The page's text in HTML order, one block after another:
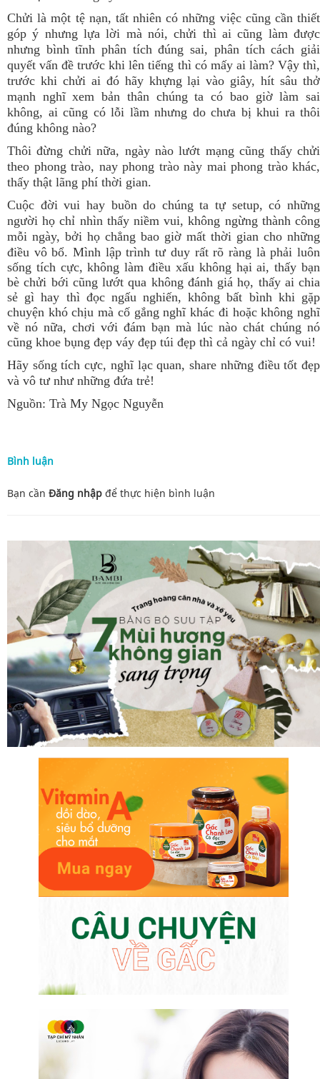
Chửi là một tệ nạn, tất nhiên có những việc cũng cần thiết
góp ý nhưng lựa lời mà nói, chửi thì ai cũng làm được
nhưng bình tĩnh phân tích đúng sai, phân tích cách giải
quyết vấn đề trước khi lên tiếng thì có mấy ai làm? Vậy thì,
trước khi chửi ai đó hãy khựng lại vào giây, hít sâu thở
mạnh nghĩ xem bản thân chúng ta có bao giờ làm sai
không, ai cũng có lỗi lầm nhưng do chưa bị khui ra thôi
đúng không nào?
Thôi đừng chửi nữa, ngày nào lướt mạng cũng thấy chửi
theo phong trào, nay phong trào này mai phong trào khác,
thấy thật lãng phí thời gian.
Cuộc đời vui hay buồn do chúng ta tự setup, có những
người họ chỉ nhìn thấy niềm vui, không ngừng thành công
mỗi ngày, bởi họ chẳng bao giờ mất thời gian cho những
điều vô bổ.Mình lập trình tư duy rất rõ ràng là phải luôn
sống tích cực, không làm điều xấu không hại ai, thấy bạn
bè chửi bới cũng lướt qua không đánh giá họ, thấy ai chia
sẻ gì hay thì đọc ngấu nghiến, không bất bình khi gặp
chuyện khó chịu mà cố gắng nghĩ khác đi hoặc không nghĩ
về nó nữa, chơi với đám bạn mà lúc nào chát chúng nó
cũng khoe bụng đẹp váy đẹp túi đẹp thì cả ngày chỉ có vui!
Hãy sống tích cực, nghĩ lạc quan, share những điều tốt đẹp
và vô tư như những đứa trẻ!
Nguồn: Trà My Ngọc Nguyễn
Bình luận
Bạn cần Đăng nhập để thực hiện bình luận